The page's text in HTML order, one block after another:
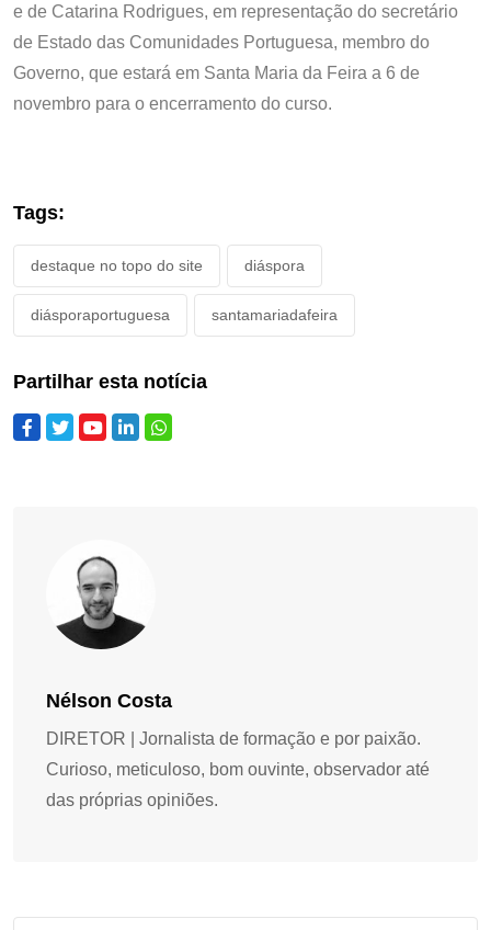
e de Catarina Rodrigues, em representação do secretário
de Estado das Comunidades Portuguesa, membro do
Governo, que estará em Santa Maria da Feira a 6 de
novembro para o encerramento do curso.
Tags:
destaque no topo do site diáspora
diásporaportuguesa santamariadafeira
Partilhar esta notícia
Nélson Costa
DIRETOR | Jornalista de formação e por paixão.
Curioso, meticuloso, bom ouvinte, observador até
das próprias opiniões.